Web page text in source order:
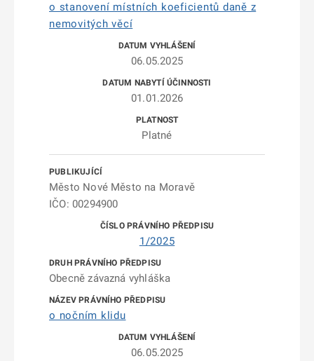
o stanovení místních koeficientů daně z
nemovitých věcí
06.05.2025
01.01.2026
Platné
Město Nové Město na Moravě
IČO: 00294900
1/2025
Obecně závazná vyhláška
o nočním klidu
06.05.2025